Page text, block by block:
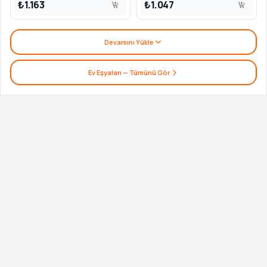
₺1.163 ₺1.047
Devamını Yükle
Ev Eşyaları — Tümünü Gör